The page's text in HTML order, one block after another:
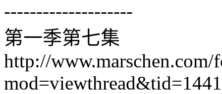
--------------------
第一季第七集
http://www.marschen.com/